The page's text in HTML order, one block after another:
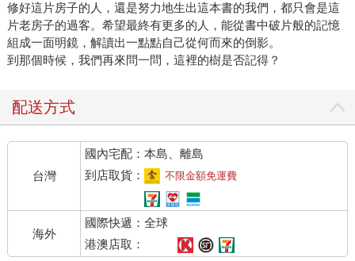
修好這片房子的人，還是努力地生出這本書的我們，都只會是這
片老房子的過客。希望最終有更多的人，能從書中破片般的記憶
組成一面明鏡，解讀出一點點自己從何而來的倒影。
到那個時候，我們再來問一問，這裡的樹是否記得？
配送方式
台灣
國內宅配：本島、離島
到店取貨：
不限金額免運費
海外
國際快遞：全球
港澳店取：